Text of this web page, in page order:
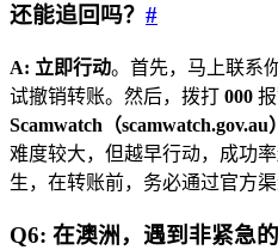
还能追回吗？ #
A: 立即行动。首先，马上联系
试撤销转账。然后，拨打 000
Scamwatch（scamwatch.gov.au）
难度较大，但越早行动，成功
生，在转账前，务必通过官方渠
Q6: 在澳洲，遇到非紧急